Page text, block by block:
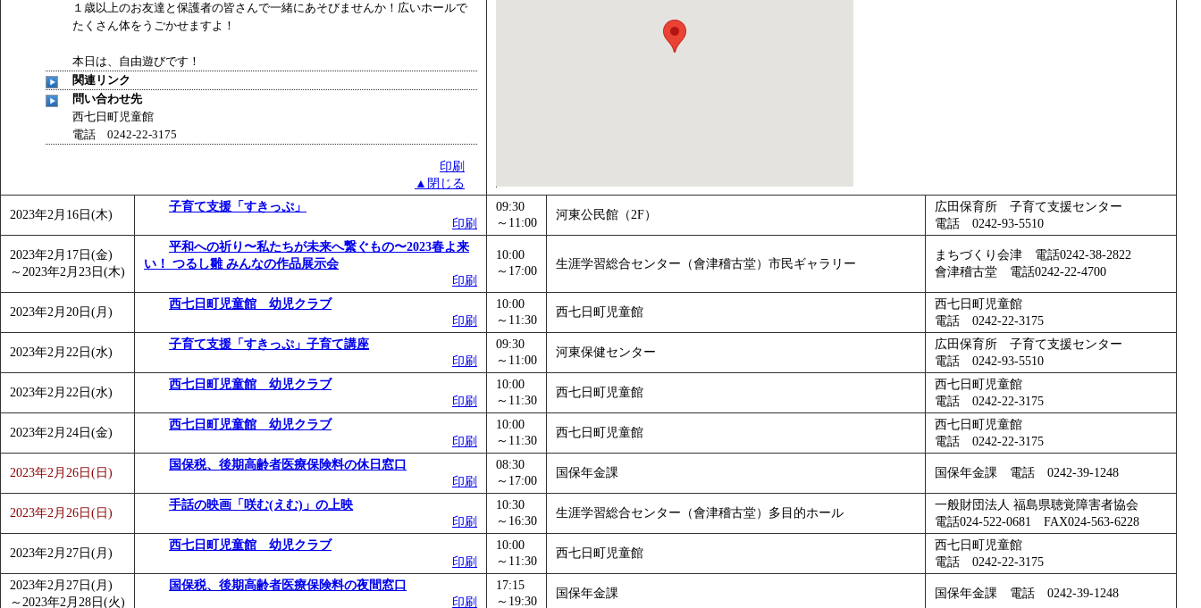
１歳以上のお友達と保護者の皆さんで一緒にあそびませんか！広いホールで
たくさん体をうごかせますよ！
本日は、自由遊びです！
関連リンク
問い合わせ先
西七日町児童館
電話 0242-22-3175
印刷
▲閉じる
2023年2月16日(木)
子育て支援「すきっぷ」
印刷
09:30
～11:00
河東公民館（2F）
広田保育所 子育て支援センター
電話 0242-93-5510
2023年2月17日(金)
～ 2023年2月23日(木)
平和への祈り〜私たちが未来へ繋ぐもの〜2023春よ来
い！ つるし雛 みんなの作品展示会
印刷
10:00
～17:00
生涯学習総合センター（會津稽古堂）市民ギャラリー
まちづくり会津 電話0242-38-2822
會津稽古堂 電話0242-22-4700
2023年2月20日(月)
西七日町児童館 幼児クラブ
印刷
10:00
～11:30
西七日町児童館
西七日町児童館
電話 0242-22-3175
2023年2月22日(水)
子育て支援「すきっぷ」子育て講座
印刷
09:30
～11:00
河東保健センター
広田保育所 子育て支援センター
電話 0242-93-5510
2023年2月22日(水)
西七日町児童館 幼児クラブ
印刷
10:00
～11:30
西七日町児童館
西七日町児童館
電話 0242-22-3175
2023年2月24日(金)
西七日町児童館 幼児クラブ
印刷
10:00
～11:30
西七日町児童館
西七日町児童館
電話 0242-22-3175
2023年2月26日(日)
国保税、後期高齢者医療保険料の休日窓口
印刷
08:30
～17:00
国保年金課 国保年金課 電話 0242-39-1248
2023年2月26日(日)
手話の映画「咲む(えむ)」の上映
印刷
10:30
～16:30
生涯学習総合センター（會津稽古堂）多目的ホール
一般財団法人 福島県聴覚障害者協会
電話024-522-0681 FAX024-563-6228
2023年2月27日(月)
西七日町児童館 幼児クラブ
印刷
10:00
～11:30
西七日町児童館
西七日町児童館
電話 0242-22-3175
2023年2月27日(月)
～ 2023年2月28日(火)
国保税、後期高齢者医療保険料の夜間窓口
印刷
17:15
～19:30
国保年金課 国保年金課 電話 0242-39-1248